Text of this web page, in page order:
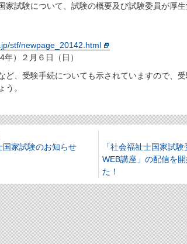
試験について、試験の概要及び試験委員が厚
stf/newpage_20142.html
）２月６日（日）
、受験手続についても示されていますので、
。
国家試験のお知らせ
「社会福祉士国家試
WEB講座」の配信を
た！